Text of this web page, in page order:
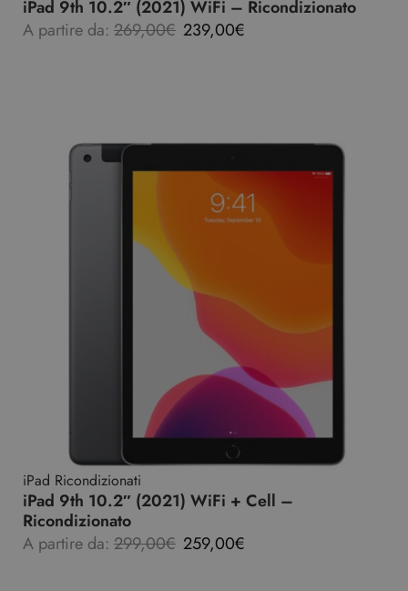
iPad 9th 10.2″ (2021) WiFi – Ricondizionato
A partire da: 269,00€ 239,00€
iPad Ricondizionati
iPad 9th 10.2″ (2021) WiFi + Cell –
Ricondizionato
A partire da: 299,00€ 259,00€